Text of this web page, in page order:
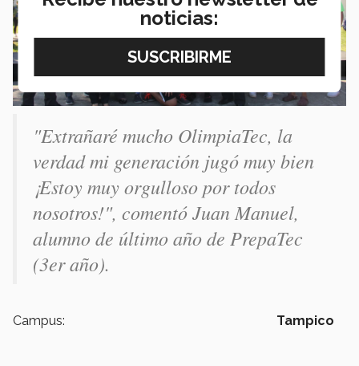
"Extrañaré mucho OlimpiaTec, la
verdad mi generación jugó muy bien
¡Estoy muy orgulloso por todos
nosotros!", comentó Juan Manuel,
alumno de último año de PrepaTec
(3er año).
Campus: Tampico
noticias: